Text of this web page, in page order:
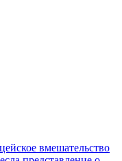
вмешательство